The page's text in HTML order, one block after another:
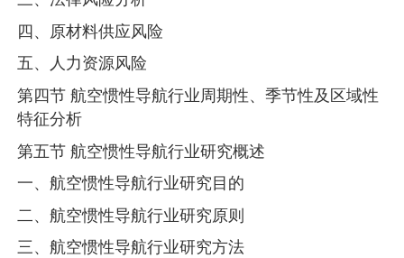
四、原材料供应风险
五、人力资源风险
第四节 航空惯性导航行业周期性、季节性及区域性
特征分析
第五节 航空惯性导航行业研究概述
一、航空惯性导航行业研究目的
二、航空惯性导航行业研究原则
三、航空惯性导航行业研究方法